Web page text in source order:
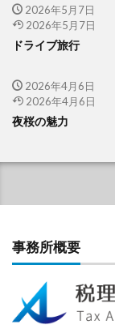
2026年5月7日
2026年5月7日
ドライブ旅行
2026年4月6日
2026年4月6日
夜桜の魅力
事務所概要